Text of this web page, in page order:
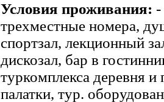
Условия проживания: -
трехместные номера,
спортзал, лекционный
дискозал, бар в
туркомплекса деревня
палатки, тур.